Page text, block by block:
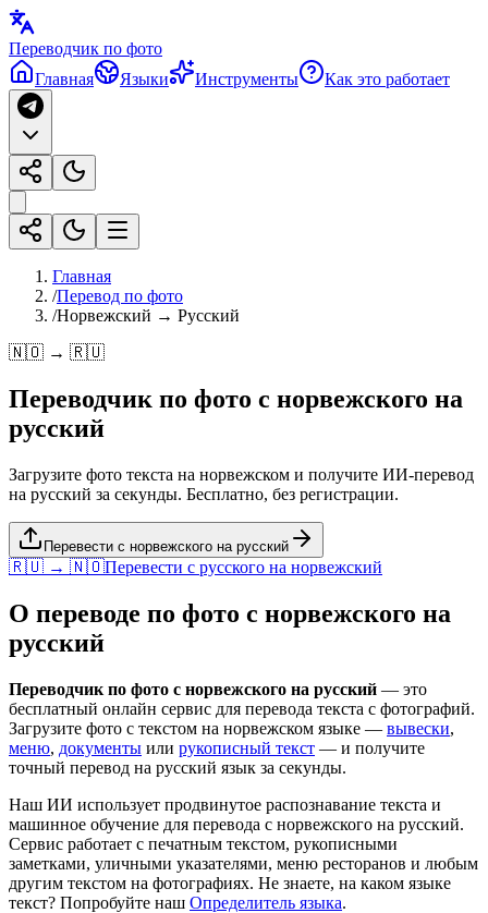
Переводчик по фото
Главная
Языки Инструменты Как это работает
Главная
/Перевод по фото
/Норвежский → Русский
🇳🇴 → 🇷🇺
Переводчик по фото с норвежского на
русский
Загрузите фото текста на норвежском и получите ИИ-перевод
на русский за секунды. Бесплатно, без регистрации.
Перевести с норвежского на русский
🇷🇺 → 🇳🇴Перевести с русского на норвежский
О переводе по фото с норвежского на
русский
Переводчик по фото с норвежского на русский — это
бесплатный онлайн сервис для перевода текста с фотографий.
Загрузите фото с текстом на норвежском языке — вывески,
меню, документы или рукописный текст — и получите
точный перевод на русский язык за секунды.
Наш ИИ использует продвинутое распознавание текста и
машинное обучение для перевода с норвежского на русский.
Сервис работает с печатным текстом, рукописными
заметками, уличными указателями, меню ресторанов и любым
другим текстом на фотографиях. Не знаете, на каком языке
текст? Попробуйте наш Определитель языка.